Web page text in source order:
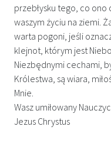
przebłysku tego, co
waszym życiu na ziemi.
warta pogoni, jeśli
klejnot, którym jest Niebo.
Niezbędnymi cechami,
Królestwa, są wiara,
Mnie.
Wasz umiłowany
Jezus Chrystus